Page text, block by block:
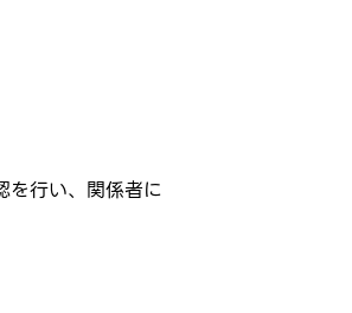
を行い、関係者に